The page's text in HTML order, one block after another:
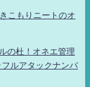
こもりニートのオ
の杜！オネエ管理
ルアタックナンバ